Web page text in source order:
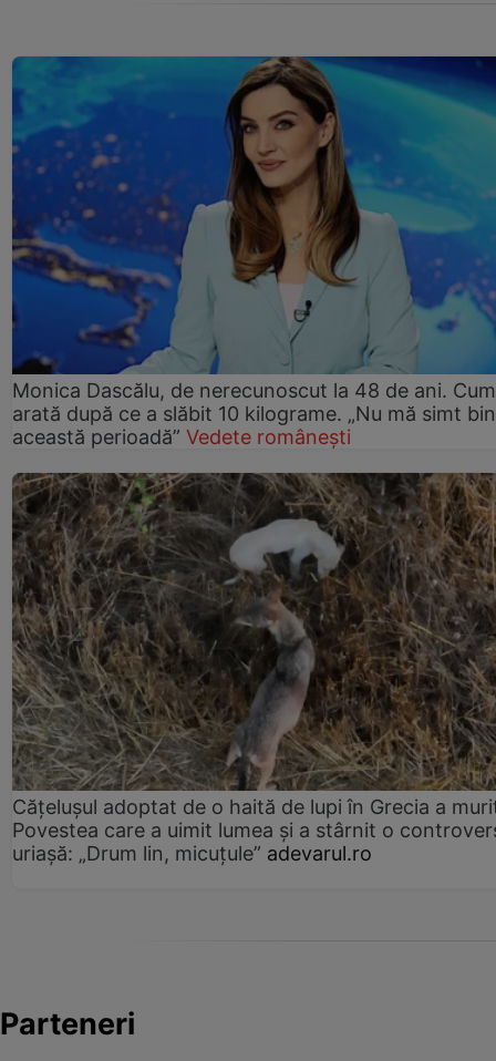
Monica Dascălu, de nerecunoscut la 48 de ani. Cum
arată după ce a slăbit 10 kilograme. „Nu mă simt
această perioadă” Vedete românești
Cățelușul adoptat de o haită de lupi în Grecia a
Povestea care a uimit lumea și a stârnit o
uriașă: „Drum lin, micuțule” adevarul.ro
Parteneri